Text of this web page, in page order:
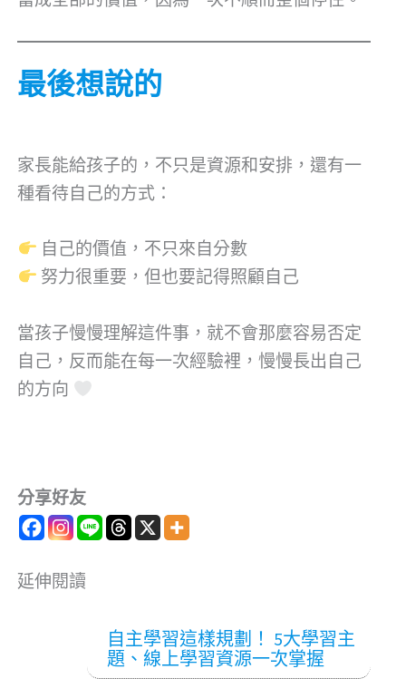
最後想說的
家長能給孩子的，不只是資源和安排，還有一
種看待自己的方式：
自己的價值，不只來自分數
努力很重要，但也要記得照顧自己
當孩子慢慢理解這件事，就不會那麼容易否定
自己，反而能在每一次經驗裡，慢慢長出自己
的方向
分享好友
延伸閱讀
自主學習這樣規劃！ 5大學習主
題、線上學習資源一次掌握